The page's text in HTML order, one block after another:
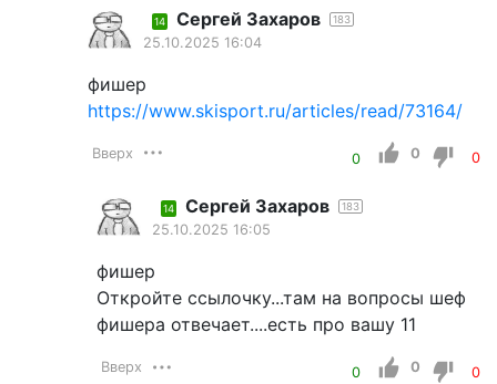
14 Сергей Захаров 183
25.10.2025 16:04
фишер
https://www.skisport.ru/articles/read/73164/
Вверх 0 0 0
14 Сергей Захаров 183
25.10.2025 16:05
фишер
Откройте ссылочку...там на вопросы шеф
фишера отвечает....есть про вашу 11
Вверх 0 0 0